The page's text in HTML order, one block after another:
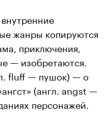
жанры копируются
приключения,
— изобретаются.
fluff — пушок) — о
(англ. angst —
персонажей.